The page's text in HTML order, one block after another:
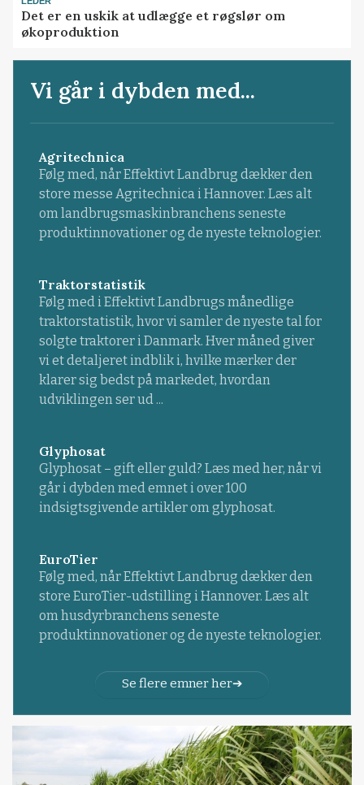
Det er en uskik at udlægge et røgslør om
økoproduktion
Vi går i dybden med...
Agritechnica
Følg med, når Effektivt Landbrug dækker den
store messe Agritechnica i Hannover. Læs alt
om landbrugsmaskinbranchens seneste
produktinnovationer og de nyeste teknologier.
Traktorstatistik
Følg med i Effektivt Landbrugs månedlige
traktorstatistik, hvor vi samler de nyeste tal for
solgte traktorer i Danmark. Hver måned giver
vi et detaljeret indblik i, hvilke mærker der
klarer sig bedst på markedet, hvordan
udviklingen ser ud ...
Glyphosat
Glyphosat – gift eller guld? Læs med her, når vi
går i dybden med emnet i over 100
indsigtsgivende artikler om glyphosat.
EuroTier
Følg med, når Effektivt Landbrug dækker den
store EuroTier-udstilling i Hannover. Læs alt
om husdyrbranchens seneste
produktinnovationer og de nyeste teknologier.
Se flere emner her